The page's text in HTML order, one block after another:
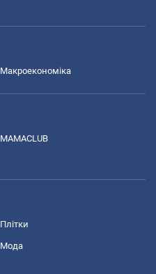
Макроекономіка
MAMACLUB
Плітки
Мода